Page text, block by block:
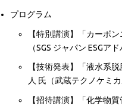
プログラム
【特別講演】「カーボ
（SGS ジャパン ESGア
【技術発表】「液水系
人 氏（武蔵テクノケミ
【招待講演】「化学物